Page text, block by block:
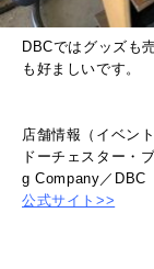
DBCではグッズも
も好ましいです。
店舗情報（イベン
ドーチェスター・
g Company／DBC
公式サイト>>